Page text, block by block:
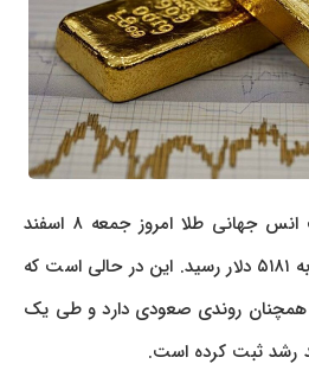
به گزارش پرداد خبر، قیمت انس جهانی طلا امروز جمعه ۸ اسفند
۱۴۰۴ با کاهش ۰.۲ درصدی به ۵۱۸۱ دلار رسید. این در حالی است که
روندی صعودی دارد و طی یک